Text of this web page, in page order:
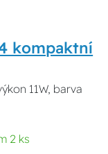
kompaktní
11W, barva
2 ks